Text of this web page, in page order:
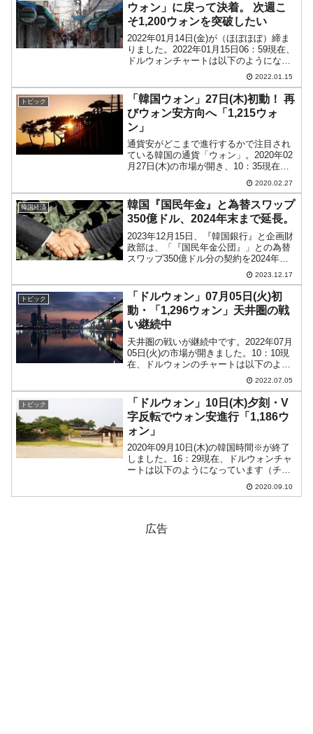
ウォン」に戻って決着。 次週こ
そ1,200ウォンを突破したい
2022年01月14日(金)が（ほぼほぼ）締ま
りました。2022年01月15日06：59現在、
ドルウォンチャートは以下のようになっ
ています（チャートは『Investing.com』
より引用：以下同）。前々日の下落で失
った分をほぼ取り返しまし...
2022.01.15
トピック
「韓国ウォン」27日(木)初動！ 再
びウォン安方向へ「1,215ウォ
ン」
通貨安がどこまで進行するかで注目され
ている韓国の通貨「ウォン」。2020年02
月27日(木)の市場が開き、10：35現在
（日本時間）ドルウォンチャートは以下
のようになっています（チャートは
『Investing.com』より引用：以下同）。
い...
2020.02.27
韓国経済
韓国『国民年金』と為替スワップ
350億ドル、2024年末まで延長。
2023年12月15日、『韓国銀行』と企画財
政部は、「『国民年金公団』」との為替
スワップ350億ドル分の契約を2024年末
まで延長する」と発表しました。外国為
替当局（企画財政部、『韓国銀行』）は
国民年金公団（以下「国民年金」）と
2024年末...
2023.12.17
トピック
「ドルウォン」07月05日(火)初
動・「1,296ウォン」天井圏の戦
い継続中
天井圏の戦いが継続中です。2022年07月
05日(火)の市場が開きました。10：10現
在、ドルウォンのチャートは以下のよう
『Investing.com』より引用）。前日は一
時「1ドル＝1,290ウォン」まで下げた
の...
2022.07.05
トピック
「ドルウォン」10日(木)夕刻・V
字反転でウォン安進行「1,186ウ
ォン」
2020年09月10日(木)の韓国時間※が終了
しました。16：29現在、ドルウォンチャ
ートは以下のようになっています（チャ
ートは『Investing.com』より引用：以下
同）。まだ陽線でウォン安進行となって
2020.09.10
広告